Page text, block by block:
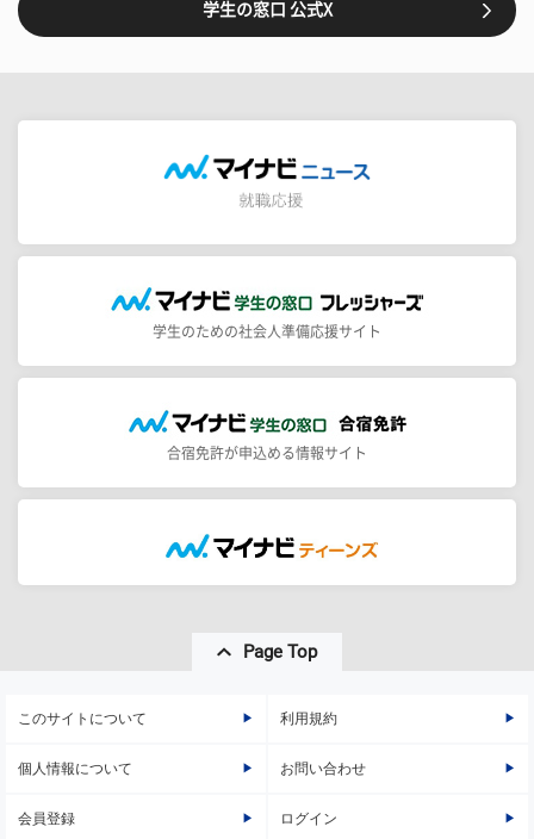
学生の窓口 公式X
学生のための社会人準備応援サイト
合宿免許が申込める情報サイト
Page Top
このサイトについて 利用規約
個人情報について お問い合わせ
会員登録 ログイン